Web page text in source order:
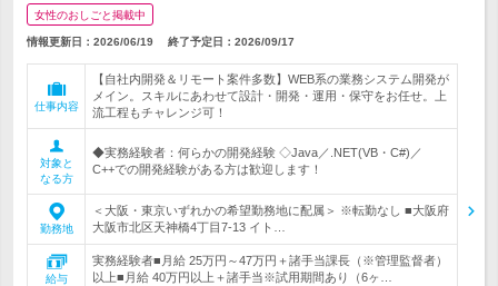
女性のおしごと掲載中
情報更新日：2026/06/19 終了予定日： 2026/09/17
仕事内容
【自社内開発＆リモート案件多数】WEB系の業務システム開発が
メイン。スキルにあわせて設計・開発・運用・保守をお任せ。上
流工程もチャレンジ可！
対象と
なる方
◆実務経験者：何らかの開発経験 ◇Java／.NET(VB・C#)／
C++での開発経験がある方は歓迎します！
勤務地
＜大阪・東京いずれかの希望勤務地に配属＞ ※転勤なし ■大阪府
大阪市北区天神橋4丁目7-13 イト…
給与
実務経験者■月給 25万円～47万円＋諸手当課長（※管理監督者）
以上■月給 40万円以上＋諸手当※試用期間あり（6ヶ…